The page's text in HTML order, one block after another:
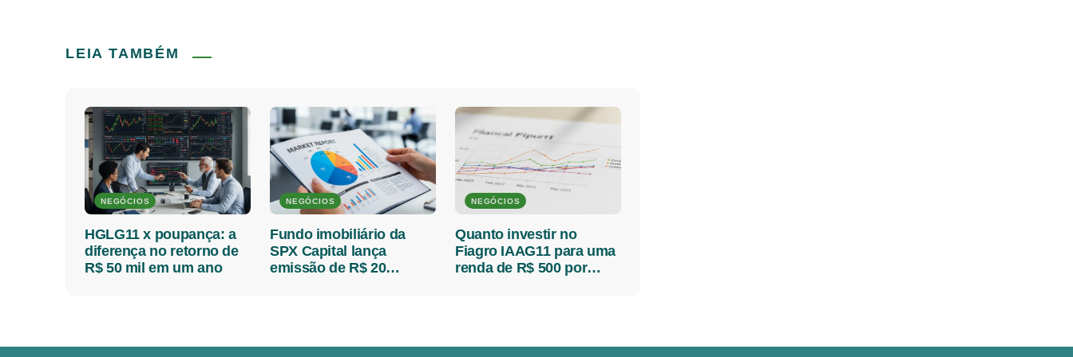
LEIA TAMBÉM
NEGÓCIOS
HGLG11 x poupança: a
diferença no retorno de
R$ 50 mil em um ano
NEGÓCIOS
Fundo imobiliário da
SPX Capital lança
emissão de R$ 20
NEGÓCIOS
Quanto investir no
Fiagro IAAG11 para uma
renda de R$ 500 por